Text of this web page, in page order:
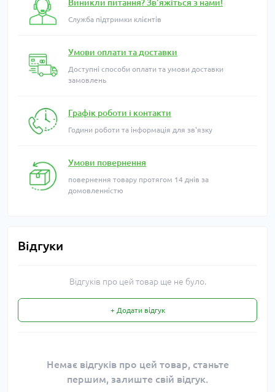
Виникли питання? Зв'яжіться з нами!
Служба підтримки клієнтів
Умови оплати та доставки
Доступні способи оплати та умови доставки
замовлень
Графік роботи і контакти
Години роботи та інформація для зв'язку
Умови повернення
повернення товару протягом 14 днів за
домовленністю
Відгуки
Відгуків про цей товар ще не було.
+ Додати відгук
Немає відгуків про цей товар, станьте
першим, залиште свій відгук.